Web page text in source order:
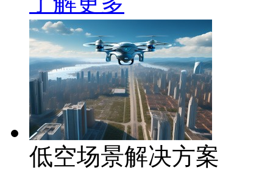
低空场景解决方案